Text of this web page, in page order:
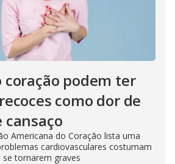
coração podem ter
como dor de
cansaço
Americana do Coração lista uma
cardiovasculares costumam
tornarem graves